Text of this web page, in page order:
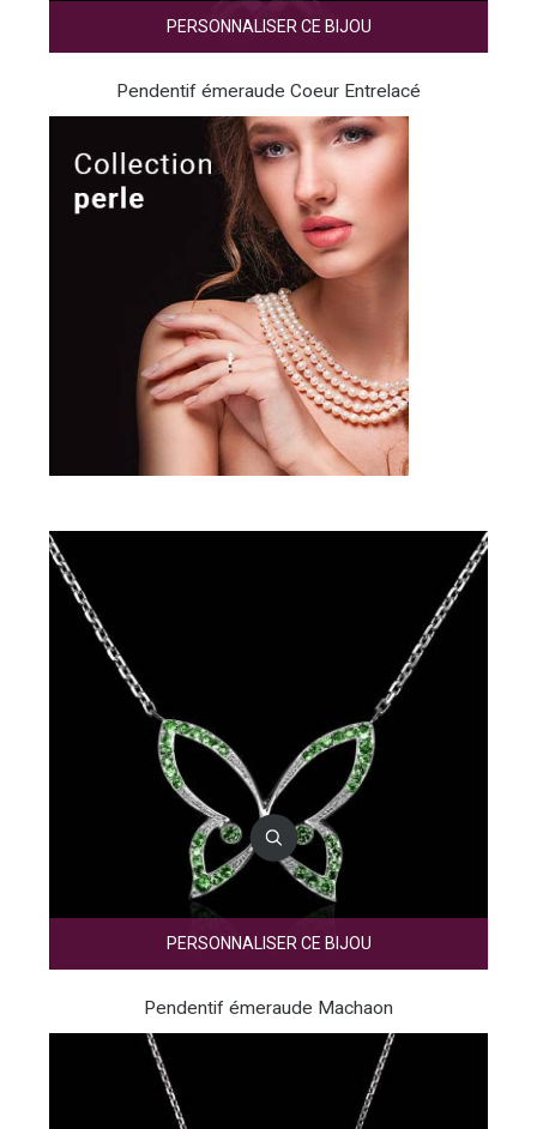
PERSONNALISER CE BIJOU
Pendentif émeraude Coeur Entrelacé
PERSONNALISER CE BIJOU
Pendentif émeraude Machaon